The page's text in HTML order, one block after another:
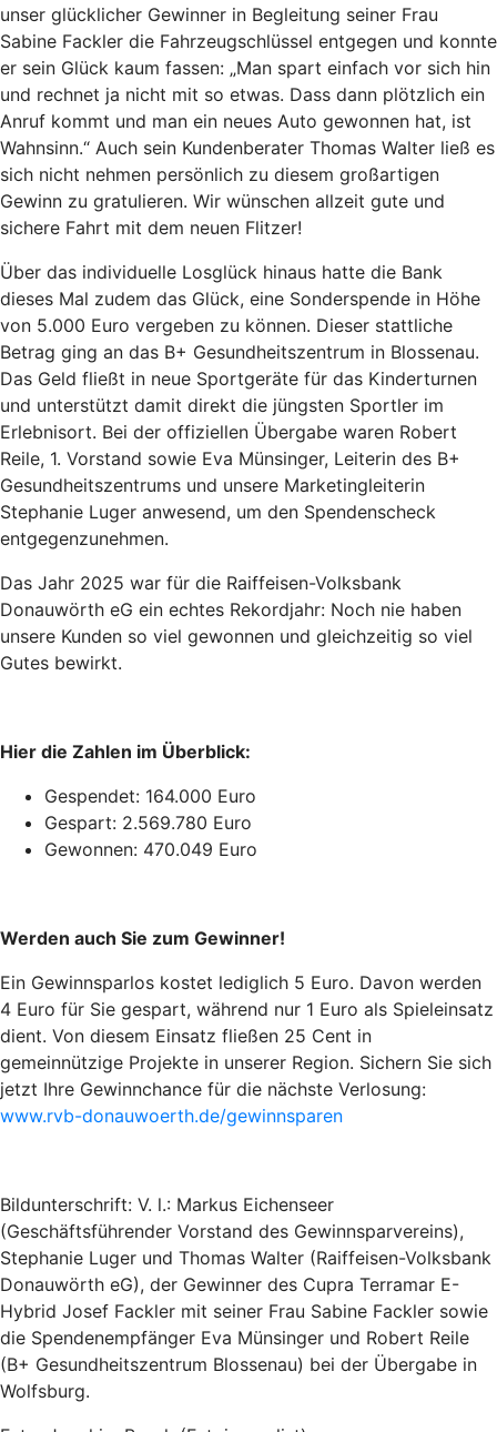
unser glücklicher Gewinner in Begleitung seiner Frau
Sabine Fackler die Fahrzeugschlüssel entgegen und konnte
er sein Glück kaum fassen: „Man spart einfach vor sich hin
und rechnet ja nicht mit so etwas. Dass dann plötzlich ein
Anruf kommt und man ein neues Auto gewonnen hat, ist
Wahnsinn.“ Auch sein Kundenberater Thomas Walter ließ es
sich nicht nehmen persönlich zu diesem großartigen
Gewinn zu gratulieren. Wir wünschen allzeit gute und
sichere Fahrt mit dem neuen Flitzer!
Über das individuelle Losglück hinaus hatte die Bank
dieses Mal zudem das Glück, eine Sonderspende in Höhe
von 5.000 Euro vergeben zu können. Dieser stattliche
Betrag ging an das B+ Gesundheitszentrum in Blossenau.
Das Geld fließt in neue Sportgeräte für das Kinderturnen
und unterstützt damit direkt die jüngsten Sportler im
Erlebnisort. Bei der offiziellen Übergabe waren Robert
Reile, 1. Vorstand sowie Eva Münsinger, Leiterin des B+
Gesundheitszentrums und unsere Marketingleiterin
Stephanie Luger anwesend, um den Spendenscheck
entgegenzunehmen.
Das Jahr 2025 war für die Raiffeisen-Volksbank
Donauwörth eG ein echtes Rekordjahr: Noch nie haben
unsere Kunden so viel gewonnen und gleichzeitig so viel
Gutes bewirkt.
Hier die Zahlen im Überblick:
Gespendet: 164.000 Euro
Gespart: 2.569.780 Euro
Gewonnen: 470.049 Euro
Werden auch Sie zum Gewinner!
Ein Gewinnsparlos kostet lediglich 5 Euro. Davon werden
4 Euro für Sie gespart, während nur 1 Euro als Spieleinsatz
dient. Von diesem Einsatz fließen 25 Cent in
gemeinnützige Projekte in unserer Region. Sichern Sie sich
jetzt Ihre Gewinnchance für die nächste Verlosung:
www.rvb-donauwoerth.de/gewinnsparen
Bildunterschrift: V. l.: Markus Eichenseer
(Geschäftsführender Vorstand des Gewinnsparvereins),
Stephanie Luger und Thomas Walter (Raiffeisen-Volksbank
Donauwörth eG), der Gewinner des Cupra Terramar E-
Hybrid Josef Fackler mit seiner Frau Sabine Fackler sowie
die Spendenempfänger Eva Münsinger und Robert Reile
(B+ Gesundheitszentrum Blossenau) bei der Übergabe in
Wolfsburg.